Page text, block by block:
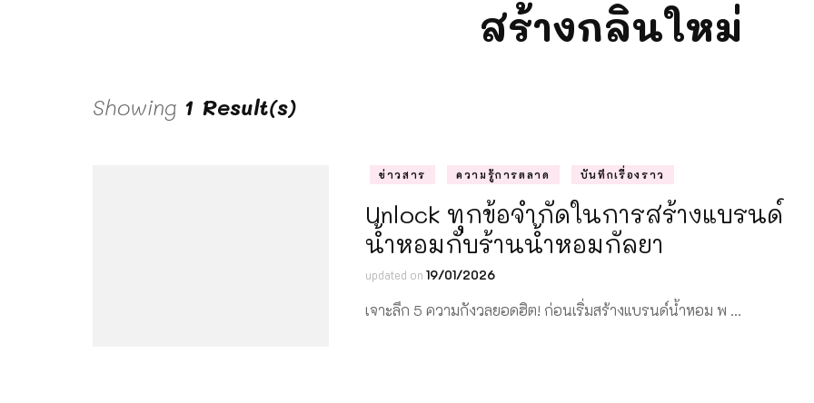
สร้างกลิ่นใหม่
Showing 1 Result(s)
ข่าวสาร ความรู้การตลาด บันทึกเรื่องราว
Unlock ทุกข้อจำกัดในการสร้างแบรนด์
น้ำหอมกับร้านน้ำหอมกัลยา
updated on 19/01/2026
เจาะลึก 5 ความกังวลยอดฮิต! ก่อนเริ่มสร้างแบรนด์น้ำหอม พ …